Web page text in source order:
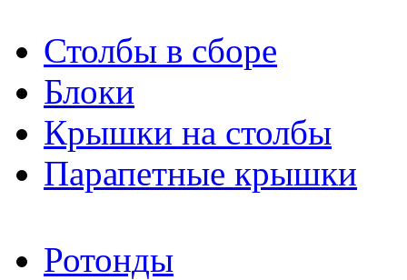
Столбы в сборе
Блоки
Крышки на столбы
Парапетные крышки
Ротонды